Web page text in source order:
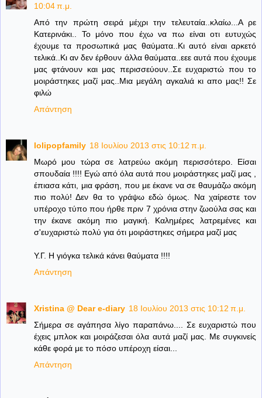
10:04 π.μ.
Από την πρώτη σειρά μέχρι την τελευταία..κλαίω...Α ρε
Κατερινάκι.. Το μόνο που έχω να πω είναι οτι ευτυχώς
έχουμε τα προσωπικά μας θαύματα..Κι αυτό είναι αρκετό
τελικά..Κι αν δεν έρθουν άλλα θαύματα..εεε αυτά που έχουμε
μας φτάνουν και μας περισσεύουν..Σε ευχαριστώ που το
μοιράστηκες μαζί μας..Μια μεγάλη αγκαλιά κι απο μας!! Σε
φιλώ
Απάντηση
lolipopfamily 18 Ιουλίου 2013 στις 10:12 π.μ.
Μωρό μου τώρα σε λατρεύω ακόμη περισσότερο. Είσαι
σπουδαία !!!! Εγώ από όλα αυτά που μοιράστηκες μαζί μας ,
έπιασα κάτι, μια φράση, που με έκανε να σε θαυμάζω ακόμη
πιο πολύ! Δεν θα το γράψω εδώ όμως. Να χαίρεστε τον
υπέροχο τύπο που ήρθε πριν 7 χρόνια στην ζωούλα σας και
την έκανε ακόμη πιο μαγική. Καλημέρες λατρεμένες και
σ'ευχαριστώ πολύ για ότι μοιράστηκες σήμερα μαζί μας
Υ.Γ. Η γιόγκα τελικά κάνει θαύματα !!!!
Απάντηση
Xristina @ Dear e-diary 18 Ιουλίου 2013 στις 10:12 π.μ.
Σήμερα σε αγάπησα λίγο παραπάνω.... Σε ευχαριστώ που
έχεις μπλοκ και μοιράζεσαι όλα αυτά μαζί μας. Με συγκινείς
κάθε φορά με το πόσο υπέροχη είσαι...
Απάντηση